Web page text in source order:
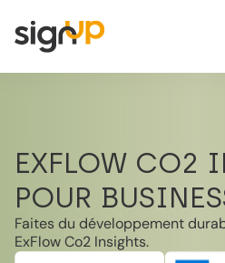
EXFLOW CO2
POUR
Faites du développement
ExFlow Co2 Insights.